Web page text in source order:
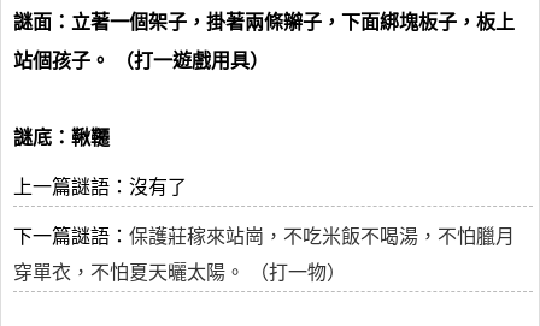
謎面：立著一個架子，掛著兩條辮子，下面綁塊板子，板上
站個孩子。 （打一遊戲用具）
謎底：鞦韆
上一篇謎語：沒有了
下一篇謎語： 保護莊稼來站崗，不吃米飯不喝湯，不怕臘月
穿單衣，不怕夏天曬太陽。 （打一物）